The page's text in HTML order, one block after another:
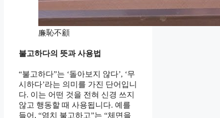
廉恥不顧
불고하다의 뜻과 사용법
“불고하다”는 ‘돌아보지 않다’, ‘무
시하다’라는 의미를 가진 단어입니
다. 이는 어떤 것을 전혀 신경 쓰지
않고 행동할 때 사용됩니다. 예를
들어, “염치 불고하고”는 “체면을